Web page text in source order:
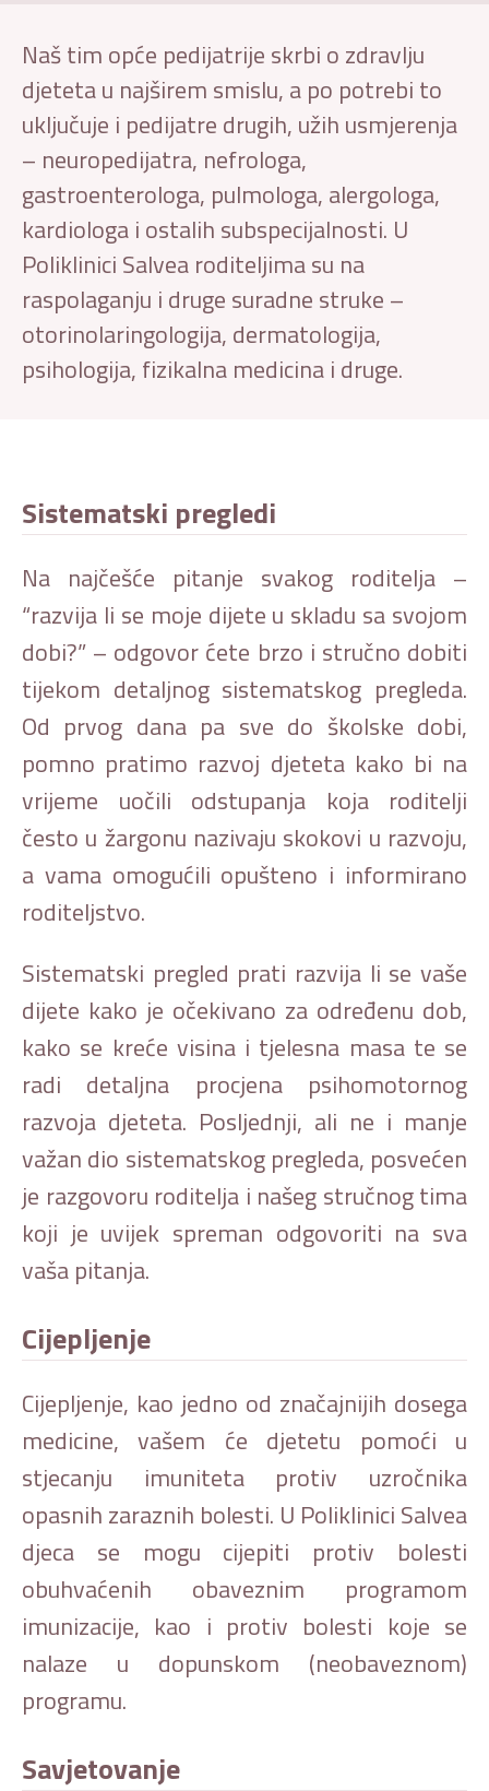
Naš tim opće pedijatrije skrbi o zdravlju
djeteta u najširem smislu, a po potrebi to
uključuje i pedijatre drugih, užih usmjerenja
– neuropedijatra, nefrologa,
gastroenterologa, pulmologa, alergologa,
kardiologa i ostalih subspecijalnosti. U
Poliklinici Salvea roditeljima su na
raspolaganju i druge suradne struke –
otorinolaringologija, dermatologija,
psihologija, fizikalna medicina i druge.
Sistematski pregledi
Na najčešće pitanje svakog roditelja –
“razvija li se moje dijete u skladu sa svojom
dobi?” – odgovor ćete brzo i stručno dobiti
tijekom detaljnog sistematskog pregleda.
Od prvog dana pa sve do školske dobi,
pomno pratimo razvoj djeteta kako bi na
vrijeme uočili odstupanja koja roditelji
često u žargonu nazivaju skokovi u razvoju,
a vama omogućili opušteno i informirano
roditeljstvo.
Sistematski pregled prati razvija li se vaše
dijete kako je očekivano za određenu dob,
kako se kreće visina i tjelesna masa te se
radi detaljna procjena psihomotornog
razvoja djeteta. Posljednji, ali ne i manje
važan dio sistematskog pregleda, posvećen
je razgovoru roditelja i našeg stručnog tima
koji je uvijek spreman odgovoriti na sva
vaša pitanja.
Cijepljenje
Cijepljenje, kao jedno od značajnijih dosega
medicine, vašem će djetetu pomoći u
stjecanju imuniteta protiv uzročnika
opasnih zaraznih bolesti. U Poliklinici Salvea
djeca se mogu cijepiti protiv bolesti
obuhvaćenih obaveznim programom
imunizacije, kao i protiv bolesti koje se
nalaze u dopunskom (neobaveznom)
programu.
Savjetovanje